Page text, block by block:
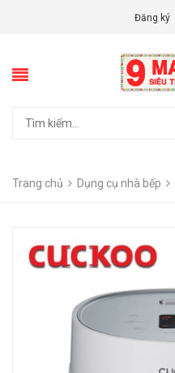
Đăng ký
Trang chủ Dụng cụ nhà bếp